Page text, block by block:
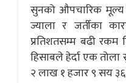
सुनको औपचारिक मूल्य
ज्याला र जर्तीका
प्रतिशतसम्म बढी रकम
हिसाबले हेर्दा एक
२ लाख १ हजार ९ सय ३६